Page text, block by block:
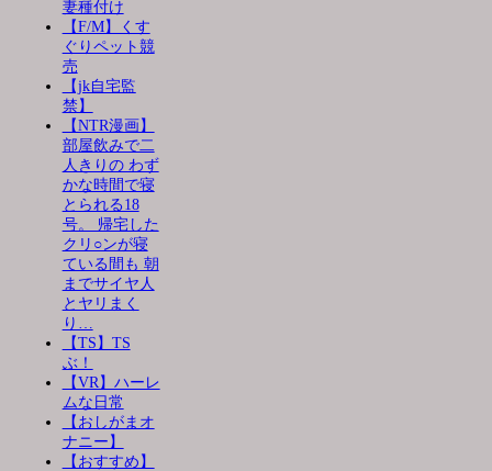
妻種付け
【F/M】くす
ぐりペット競
売
【jk自宅監
禁】
【NTR漫画】
部屋飲みで二
人きりの わず
かな時間で寝
とられる18
号。 帰宅した
クリ○ンが寝
ている間も 朝
までサイヤ人
とヤリまく
り…
【TS】TS
ぶ！
【VR】ハーレ
ムな日常
【おしがまオ
ナニー】
【おすすめ】